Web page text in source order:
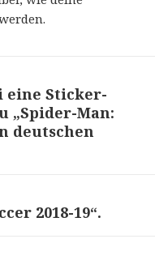
.
eine Sticker-
„Spider-Man:
deutschen
2018-19“.